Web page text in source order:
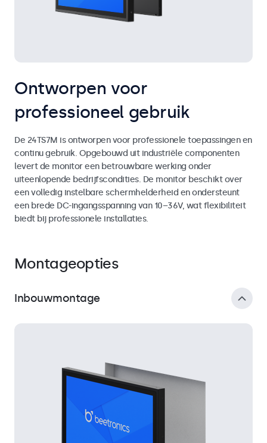
Ontworpen voor
professioneel gebruik
De 24TS7M is ontworpen voor professionele toepassingen en
continu gebruik. Opgebouwd uit industriële componenten
levert de monitor een betrouwbare werking onder
uiteenlopende bedrijfscondities. De monitor beschikt over
een volledig instelbare schermhelderheid en ondersteunt
een brede DC-ingangsspanning van 10–36V, wat flexibiliteit
biedt bij professionele installaties.
Montageopties
Inbouwmontage